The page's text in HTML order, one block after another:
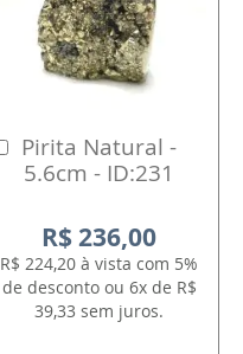
Pirita Natural -
5.6cm - ID:231
R$ 236,00
R$ 224,20 à vista com 5%
de desconto ou 6x de R$
39,33 sem juros.
Comprar